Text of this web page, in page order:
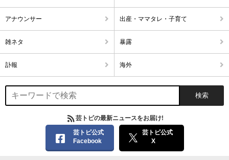
アナウンサー 出産・ママタレ・子育て
雑ネタ 暴露
訃報 海外
芸トピの最新ニュースをお届け!
芸トピ公式
Facebook
芸トピ公式
X